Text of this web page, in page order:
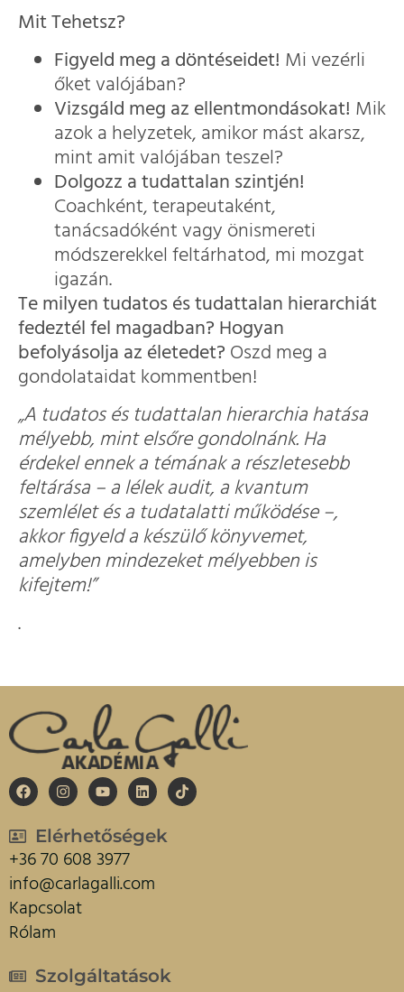
Mit Tehetsz?
Figyeld meg a döntéseidet! Mi vezérli
őket valójában?
Vizsgáld meg az ellentmondásokat! Mik
azok a helyzetek, amikor mást akarsz,
mint amit valójában teszel?
Dolgozz a tudattalan szintjén!
Coachként, terapeutaként,
tanácsadóként vagy önismereti
módszerekkel feltárhatod, mi mozgat
igazán.
Te milyen tudatos és tudattalan hierarchiát
fedeztél fel magadban? Hogyan
befolyásolja az életedet? Oszd meg a
gondolataidat kommentben!
„A tudatos és tudattalan hierarchia hatása
mélyebb, mint elsőre gondolnánk. Ha
érdekel ennek a témának a részletesebb
feltárása – a lélek audit, a kvantum
szemlélet és a tudatalatti működése –,
akkor figyeld a készülő könyvemet,
amelyben mindezeket mélyebben is
kifejtem!”
.
Elérhetőségek
+36 70 608 3977
info@carlagalli.com
Kapcsolat
Rólam
Szolgáltatások